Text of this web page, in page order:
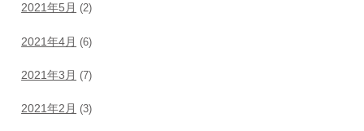
2021年5月 (2)
2021年4月 (6)
2021年3月 (7)
2021年2月 (3)